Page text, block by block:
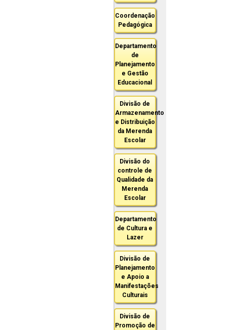
Coordenação
Pedagógica
Departamento
de
Planejamento
e Gestão
Educacional
Divisão de
Armazenamento
e Distribuição
da Merenda
Escolar
Divisão do
controle de
Qualidade da
Merenda
Escolar
Departamento
de Cultura e
Lazer
Divisão de
Planejamento
e Apoio a
Manifestações
Culturais
Divisão de
Promoção de